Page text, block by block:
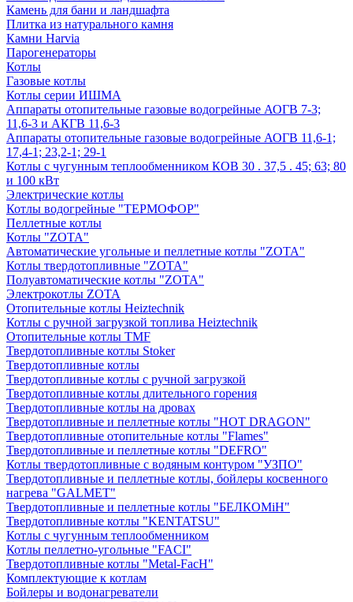
Камень для бани и ландшафта
Плитка из натурального камня
Камни Harvia
Парогенераторы
Котлы
Газовые котлы
Котлы серии ИШМА
Аппараты отопительные газовые водогрейные АОГВ 7-3;
11,6-3 и АКГВ 11,6-3
Аппараты отопительные газовые водогрейные АОГВ 11,6-1;
17,4-1; 23,2-1; 29-1
Котлы с чугунным теплообменником КОВ 30 . 37,5 . 45; 63; 80
и 100 кВт
Электрические котлы
Котлы водогрейные "ТЕРМОФОР"
Пеллетные котлы
Котлы "ZOTA"
Автоматические угольные и пеллетные котлы "ZOTA"
Котлы твердотопливные "ZOTA"
Полуавтоматические котлы "ZOTA"
Электрокотлы ZOTA
Отопительные котлы Heiztechnik
Котлы с ручной загрузкой топлива Heiztechnik
Отопительные котлы TMF
Твердотопливные котлы Stoker
Твердотопливные котлы
Твердотопливные котлы с ручной загрузкой
Твердотопливные котлы длительного горения
Твердотопливные котлы на дровах
Твердотопливные и пеллетные котлы "HOT DRAGON"
Твердотопливные отопительные котлы "Flames"
Твердотопливные и пеллетные котлы "DEFRO"
Котлы твердотопливные с водяным контуром "УЗПО"
Твердотопливные и пеллетные котлы, бойлеры косвенного
нагрева "GALMET"
Твердотопливные и пеллетные котлы "БЕЛКОМiН"
Твердотопливные котлы "KENTATSU"
Котлы с чугунным теплообменником
Котлы пеллетно-угольные "FACI"
Твердотопливные котлы "Metal-FacH"
Комплектующие к котлам
Бойлеры и водонагреватели